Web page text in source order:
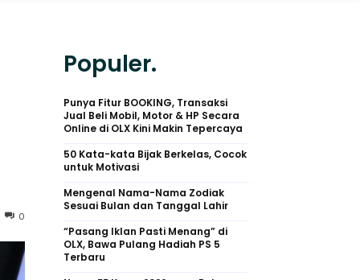
0
Populer.
Punya Fitur BOOKING, Transaksi
Jual Beli Mobil, Motor & HP Secara
Online di OLX Kini Makin Tepercaya
50 Kata-kata Bijak Berkelas, Cocok
untuk Motivasi
Mengenal Nama-Nama Zodiak
Sesuai Bulan dan Tanggal Lahir
“Pasang Iklan Pasti Menang” di
OLX, Bawa Pulang Hadiah PS 5
Terbaru